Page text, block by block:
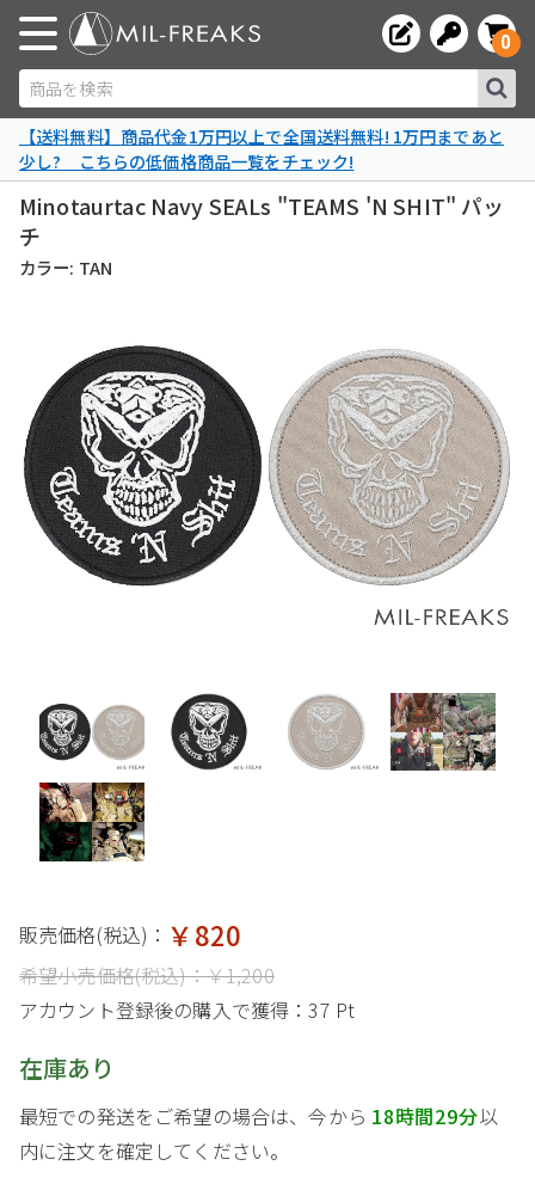
商品を検索
0
【送料無料】商品代金1万円以上で全国送料無料! 1万円まであと
少し? こちらの低価格商品一覧をチェック!
Minotaurtac Navy SEALs "TEAMS 'N SHIT" パッ
チ
カラー: TAN
販売価格(税込)： ￥820
希望小売価格(税込)：￥1,200
アカウント登録後の購入で獲得：37 Pt
在庫あり
最短での発送をご希望の場合は、今から 18時間29分以
内に注文を確定してください。